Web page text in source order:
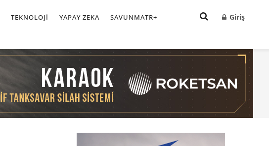
TEKNOLOJI YAPAY ZEKA SAVUNMATR+ Giriş